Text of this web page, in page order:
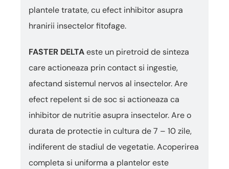
plantele tratate, cu efect inhibitor asupra
hranirii insectelor fitofage.
FASTER DELTAeste un piretroid de sinteza
care actioneaza prin contact si ingestie,
afectand sistemul nervos al insectelor. Are
efect repelent si de soc si actioneaza ca
inhibitor de nutritie asupra insectelor. Are o
durata de protectie in cultura de 7 – 10 zile,
indiferent de stadiul de vegetatie. Acoperirea
completa si uniforma a plantelor este